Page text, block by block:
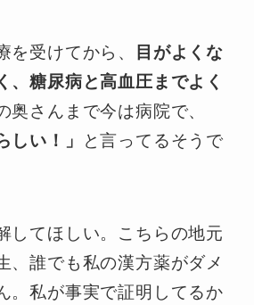
を受けてから、
目がよくな
、糖尿病と高血圧までよく
奥さんまで今は病院で、
しい！」
と言ってるそうで
してほしい。こちらの地元
、誰でも私の漢方薬がダメ
。私が事実で証明してるか